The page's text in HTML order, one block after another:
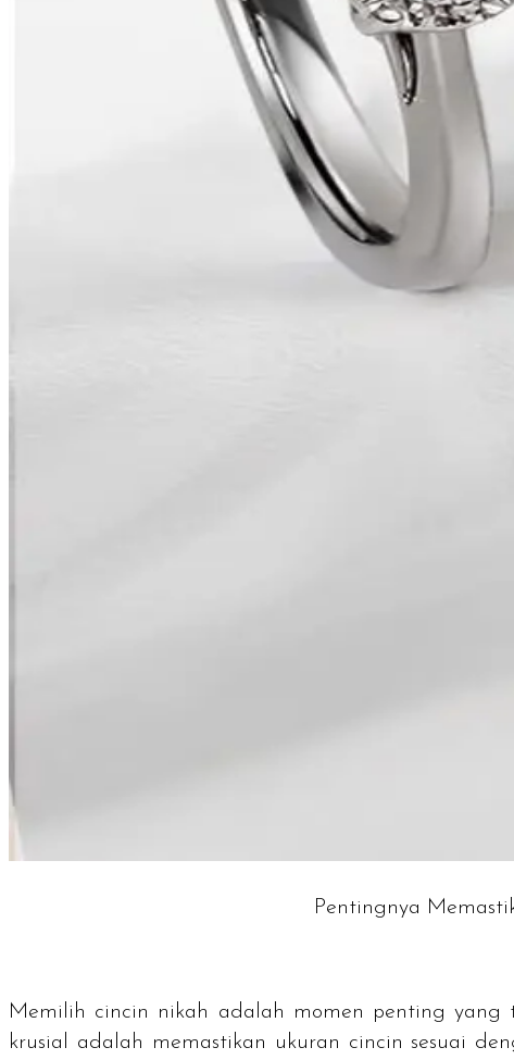
Pentingnya
Memilih cincin nikah adalah momen penting
krusial adalah memastikan ukuran cincin sesuai